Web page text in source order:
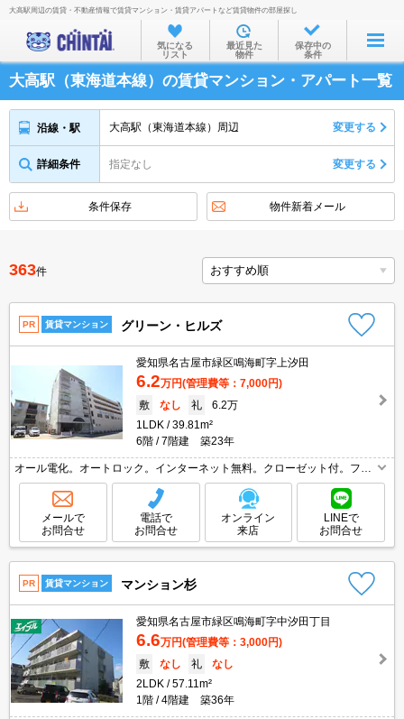
お部屋を探す
沿線・駅から
住所から
家賃相場から
物件特集から
不動産会社から
TOP
大高駅周辺の賃貸・不動産情報で賃貸マンション・賃貸アパートなど賃貸物件の部屋探し
気になる
リスト
最近見た
物件
保存中の
条件
大高駅（東海道本線）の賃貸マンション・アパート一覧
沿線・駅 大高駅（東海道本線）周辺 変更する
詳細条件 指定なし 変更する
条件保存 物件新着メール
363件
PR 賃貸マンション グリーン・ヒルズ
愛知県名古屋市緑区鳴海町字上汐田
6.2万円(管理費等：7,000円)
敷
なし 礼
6.2万
1LDK
39.81m²
6階
7階建 築23年
オール電化。オートロック。インターネット無料。クローゼット付。ファ
ミリーマートへ165m。ドラッグストアへ580m。
メールで
お問合せ
電話で
お問合せ
オンライン
来店
LINEで
お問合せ
PR 賃貸マンション マンション杉
愛知県名古屋市緑区鳴海町字中汐田丁目
6.6万円(管理費等：3,000円)
敷
なし 礼
なし
2LDK
57.11m²
1階
4階建 築36年